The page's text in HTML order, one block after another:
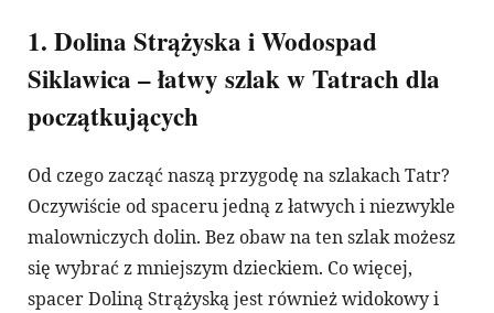
1. Dolina Strążyska i Wodospad
Siklawica – łatwy szlak w Tatrach dla
początkujących
Od czego zacząć naszą przygodę na szlakach Tatr?
Oczywiście od spaceru jedną z łatwych i niezwykle
malowniczych dolin. Bez obaw na ten szlak możesz
się wybrać z mniejszym dzieckiem. Co więcej,
spacer Doliną Strążyską jest również widokowy i